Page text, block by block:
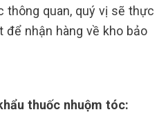
thông quan, quý vị sẽ thực
nhận hàng về kho bảo
thuốc nhuộm tóc: